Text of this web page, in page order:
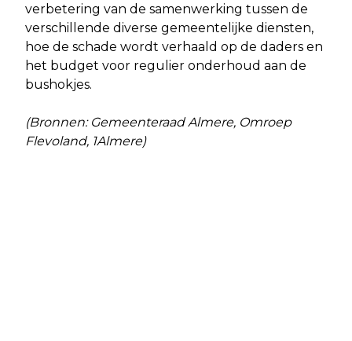
verbetering van de samenwerking tussen de
verschillende diverse gemeentelijke diensten,
hoe de schade wordt verhaald op de daders en
het budget voor regulier onderhoud aan de
bushokjes.
(Bronnen: Gemeenteraad Almere, Omroep
Flevoland, 1Almere)